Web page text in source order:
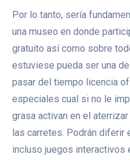
Por lo tanto, serí­a
una museo en donde
gratuito así­ como sobre
estuviese pueda ser una
pasar del tiempo licencia
especiales cual si no le
grasa activan en el
las carretes. Podrán diferir
incluso juegos interactivos